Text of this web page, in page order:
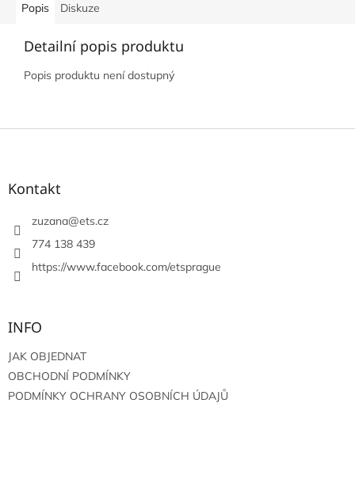
Popis Diskuze
Detailní popis produktu
Popis produktu není dostupný
Z
Kontakt
zuzana@ets.cz
774 138 439
https://www.facebook.com/etsprague
INFO
JAK OBJEDNAT
OBCHODNÍ PODMÍNKY
PODMÍNKY OCHRANY OSOBNÍCH ÚDAJŮ